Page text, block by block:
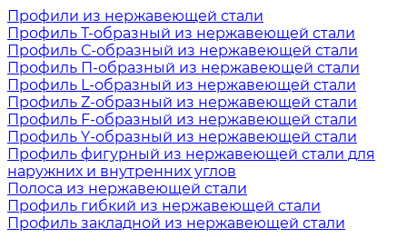
Профили из нержавеющей стали
Профиль Т-образный из нержавеющей стали
Профиль С-образный из нержавеющей стали
Профиль П-образный из нержавеющей стали
Профиль L-образный из нержавеющей стали
Профиль Z-образный из нержавеющей стали
Профиль F-образный из нержавеющей стали
Профиль Y-образный из нержавеющей стали
Профиль фигурный из нержавеющей стали для
наружних и внутренних углов
Полоса из нержавеющей стали
Профиль гибкий из нержавеющей стали
Профиль закладной из нержавеющей стали